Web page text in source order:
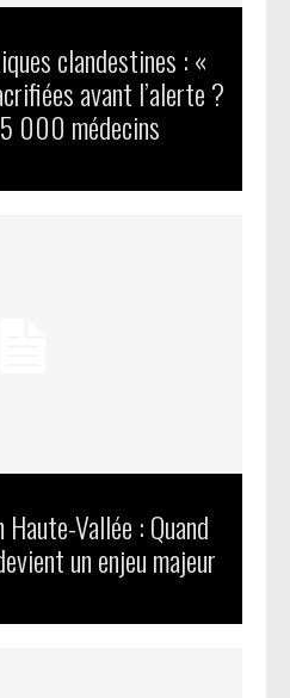
clandestines : «
avant l’alerte ?
000 médecins
Vallée : Quand
un enjeu majeur